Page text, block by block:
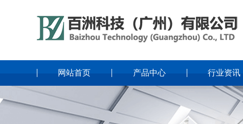
网站首页 产品中心 行业资讯